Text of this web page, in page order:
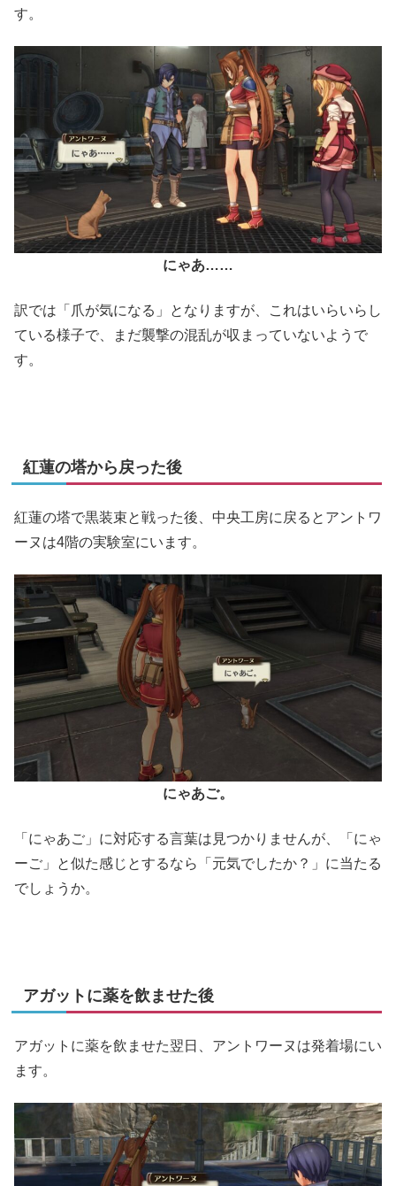
す。
にゃあ……
訳では「爪が気になる」となりますが、これはいらいらし
ている様子で、まだ襲撃の混乱が収まっていないようで
す。
紅蓮の塔から戻った後
紅蓮の塔で黒装束と戦った後、中央工房に戻るとアントワ
ーヌは4階の実験室にいます。
にゃあご。
「にゃあご」に対応する言葉は見つかりませんが、「にゃ
ーご」と似た感じとするなら「元気でしたか？」に当たる
でしょうか。
アガットに薬を飲ませた後
アガットに薬を飲ませた翌日、アントワーヌは発着場にい
ます。